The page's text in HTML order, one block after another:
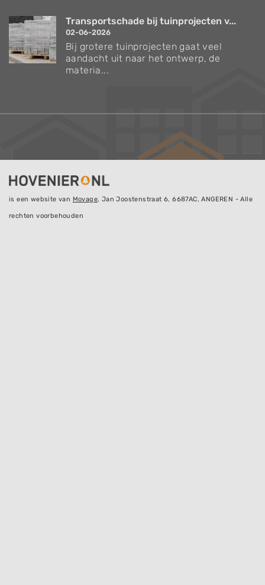
Transportschade bij tuinprojecten v...
02-06-2026
Bij grotere tuinprojecten gaat veel
aandacht uit naar het ontwerp, de
materia...
is een website van Movage, Jan Joostenstraat 6, 6687AC, ANGEREN - Alle
rechten voorbehouden